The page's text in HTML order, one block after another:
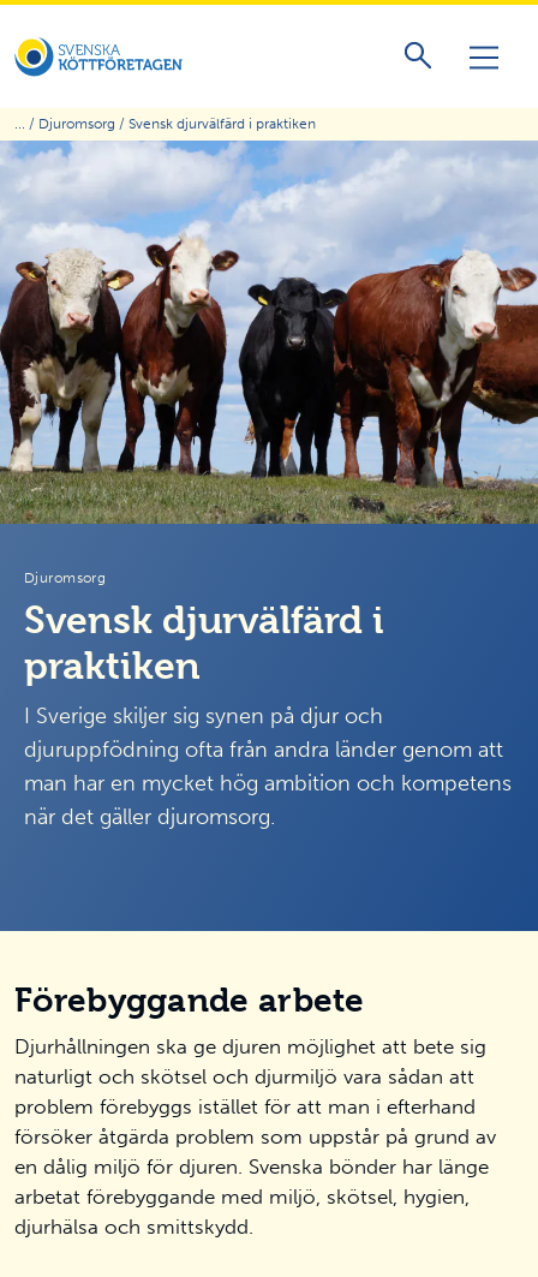
... / Djuromsorg / Svensk djurvälfärd i praktiken
Djuromsorg
Svensk djurvälfärd i
praktiken
I Sverige skiljer sig synen på djur och
djuruppfödning ofta från andra länder genom att
man har en mycket hög ambition och kompetens
när det gäller djuromsorg.
Förebyggande arbete
Djurhållningen ska ge djuren möjlighet att bete sig
naturligt och skötsel och djurmiljö vara sådan att
problem förebyggs istället för att man i efterhand
försöker åtgärda problem som uppstår på grund av
en dålig miljö för djuren. Svenska bönder har länge
arbetat förebyggande med miljö, skötsel, hygien,
djurhälsa och smittskydd.